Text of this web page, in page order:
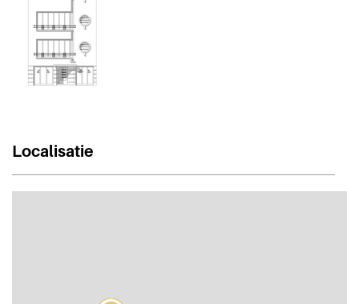
Localisatie